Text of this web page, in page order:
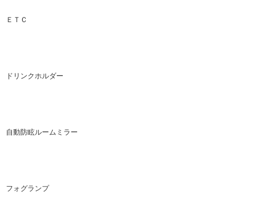
ＥＴＣ
ドリンクホルダー
自動防眩ルームミラー
フォグランプ